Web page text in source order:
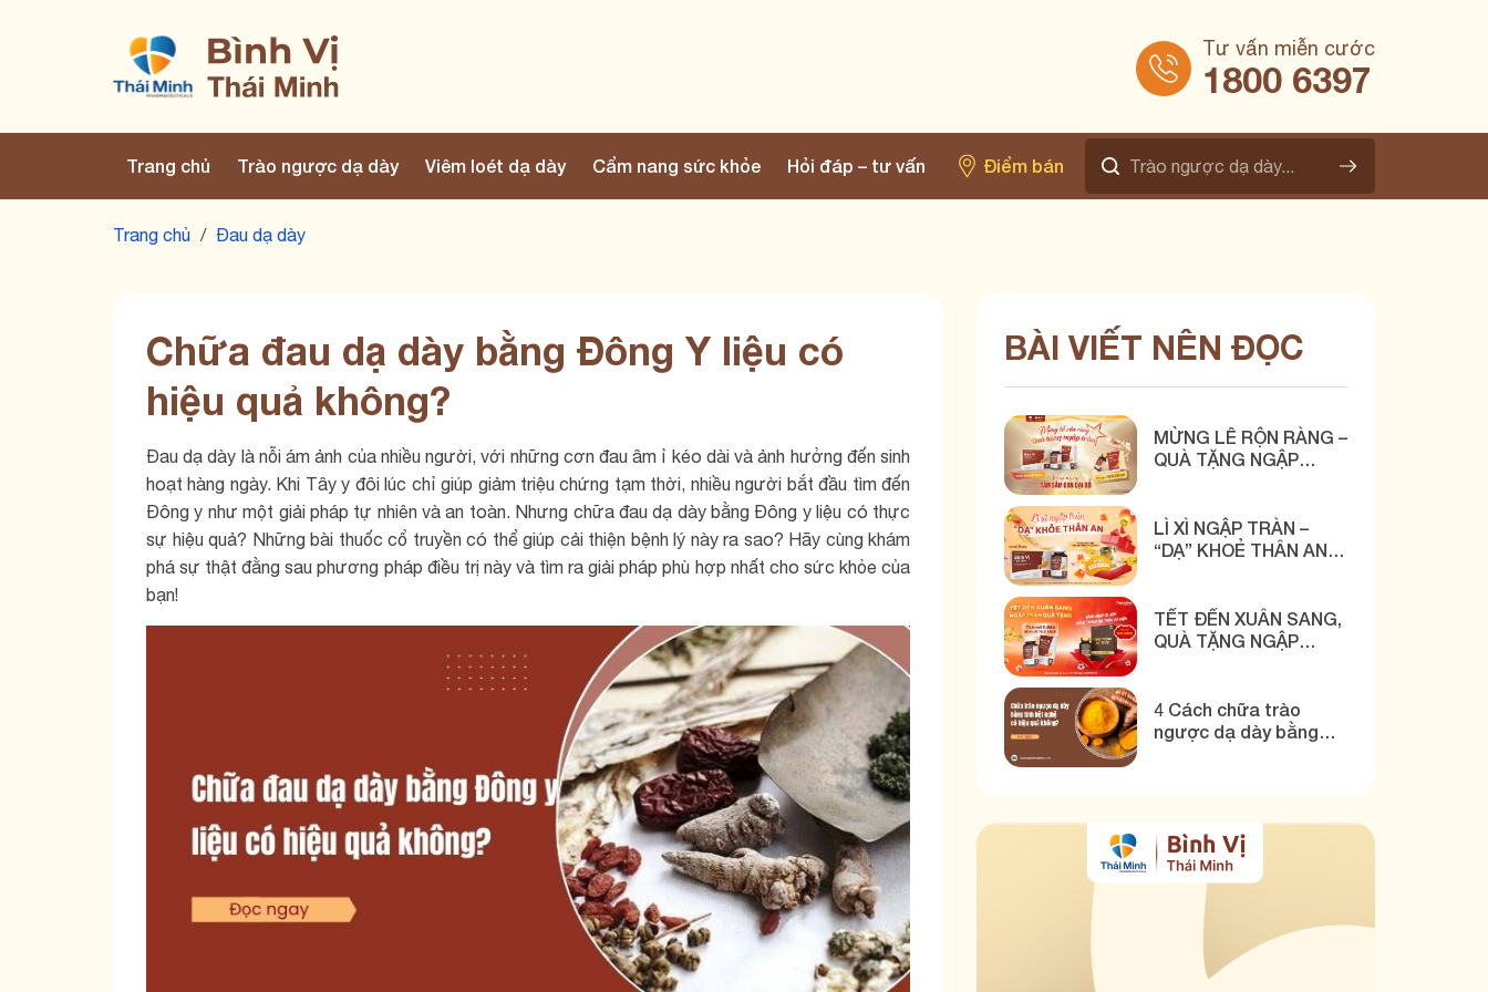
Tư vấn miễn cước
1800 6397
Trang chủ Trào ngược dạ dày Viêm loét dạ dày Cẩm nang sức khỏe Hỏi đáp – tư vấn Điểm bán
Trang chủ / Đau dạ dày
Chữa đau dạ dày bằng Đông Y liệu có
hiệu quả không?
Đau dạ dày là nỗi ám ảnh của nhiều người, với những cơn đau âm ỉ kéo dài và ảnh hưởng đến sinh
hoạt hàng ngày. Khi Tây y đôi lúc chỉ giúp giảm triệu chứng tạm thời, nhiều người bắt đầu tìm đến
Đông y như một giải pháp tự nhiên và an toàn. Nhưng chữa đau dạ dày bằng Đông y liệu có thực
sự hiệu quả? Những bài thuốc cổ truyền có thể giúp cải thiện bệnh lý này ra sao? Hãy cùng khám
phá sự thật đằng sau phương pháp điều trị này và tìm ra giải pháp phù hợp nhất cho sức khỏe của
bạn!
BÀI VIẾT NÊN ĐỌC
MỪNG LỄ RỘN RÀNG –
QUÀ TẶNG NGẬP
LÌ XÌ NGẬP TRÀN –
“DẠ” KHOẺ THÂN AN
TẾT ĐẾN XUÂN SANG,
QUÀ TẶNG NGẬP
4 Cách chữa trào
ngược dạ dày bằng